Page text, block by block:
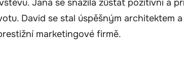
Jana se snažila zůstat pozitivní a
David se stal úspěšným architektem
marketingové firmě.